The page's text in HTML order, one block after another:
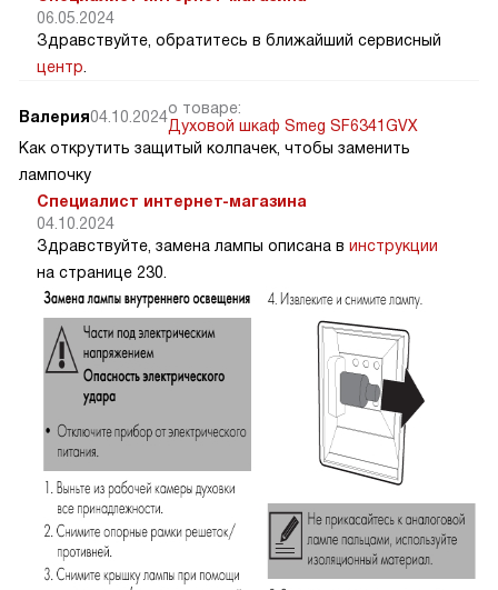
06.05.2024
Здравствуйте, обратитесь в ближайший сервисный
центр
Валерия04.10.2024о товаре:
Духовой шкаф Smeg SF6341GVX
Как открутить защитый колпачек, чтобы заменить
лампочку
Специалист интернет-магазина
04.10.2024
Здравствуйте, замена лампы описана в инструкции
на странице 230.